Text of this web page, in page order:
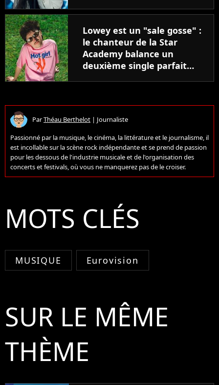
Lowey est un "sale gosse" :
le chanteur de la Star
Academy balance un
deuxième single parfait
ParThéau Berthelot | Journaliste
Passionné par la musique, le cinéma, la littérature et le journalisme, il
est incollable sur la scène rock indépendante et se prend de passion
pour les dessous de l'industrie musicale et de l'organisation des
concerts et festivals, où vous ne manquerez pas de le croiser.
MOTS CLÉS
MUSIQUE Eurovision
SUR LE MÊME
THÈME